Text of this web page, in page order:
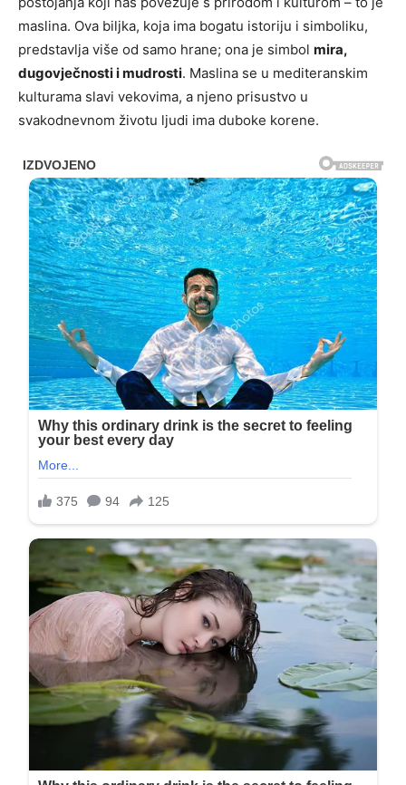
maslina. Ova biljka, koja ima bogatu istoriju i simboliku,
predstavlja više od samo hrane; ona je simbol mira,
dugovječnosti i mudrosti. Maslina se u mediteranskim
kulturama slavi vekovima, a njeno prisustvo u
svakodnevnom životu ljudi ima duboke korene.